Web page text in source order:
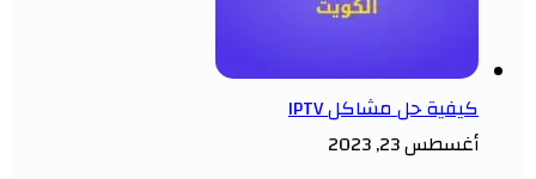
كيفية حل مشاكل IPTV
أغسطس 23, 2023